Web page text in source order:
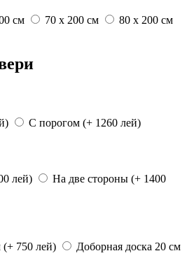
см 70 x 200 см
80 x 200 см
С порогом (+ 1260 лей)
лей) На две стороны (+ 1400
(+ 750 лей) Доборная доска 20 см